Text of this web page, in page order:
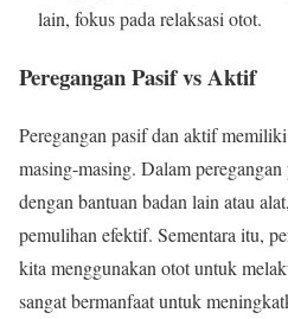
lain, fokus pada relaksasi otot.
Peregangan Pasif vs Aktif
Peregangan pasif dan aktif
masing-masing. Dalam
dengan bantuan badan lain atau
pemulihan efektif. Sementara itu,
kita menggunakan otot untuk
sangat bermanfaat untuk